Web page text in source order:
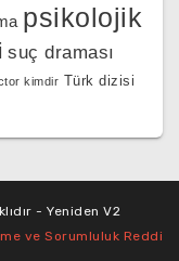
psikolojik
suç draması
kimdir Türk dizisi
- Yeniden V2
ve Sorumluluk Reddi